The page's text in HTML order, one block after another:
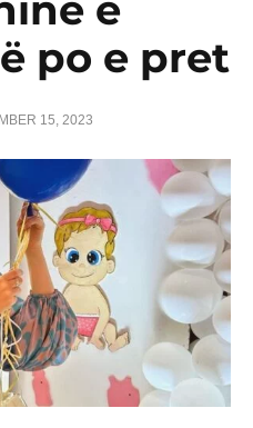
po e pret
15, 2023